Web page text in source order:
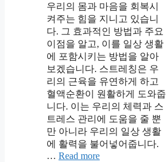
우리의 몸과 마음을 회복시
켜주는 힘을 지니고 있습니
다. 그 효과적인 방법과 주요
이점을 알고, 이를 일상 생활
에 포함시키는 방법을 알아
보겠습니다. 스트레칭은 우
리의 근육을 유연하게 하고
혈액순환이 원활하게 도와줍
니다. 이는 우리의 체력과 스
트레스 관리에 도움을 줄 뿐
만 아니라 우리의 일상 생활
에 활력을 불어넣어줍니다.
… Read more